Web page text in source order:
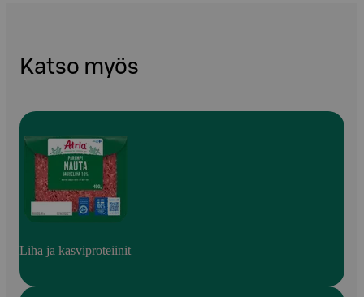
Katso myös
Liha ja kasviproteiinit